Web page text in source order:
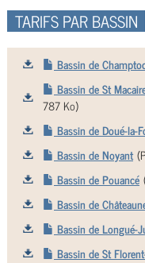
TARIFS PAR BASSIN
Bassin de
Bassin de St
787 Ko)
Bassin de Doué-la-
Bassin de Noyant (
Bassin de Pouancé
Bassin de
Bassin de Longué-
Bassin de St